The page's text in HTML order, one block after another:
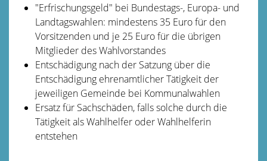
"Erfrischungsgeld" bei Bundestags-, Europa- und
Landtagswahlen: mindestens 35 Euro für den
Vorsitzenden und je 25 Euro für die übrigen
Mitglieder des Wahlvorstandes
Entschädigung nach der Satzung über die
Entschädigung ehrenamtlicher Tätigkeit der
jeweiligen Gemeinde bei Kommunalwahlen
Ersatz für Sachschäden, falls solche durch die
Tätigkeit als Wahlhelfer oder Wahlhelferin
entstehen